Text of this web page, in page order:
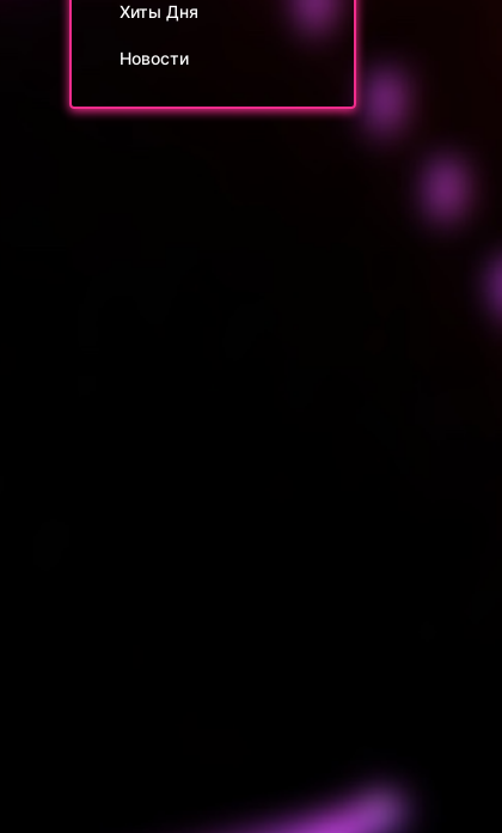
Хиты Дня
Новости